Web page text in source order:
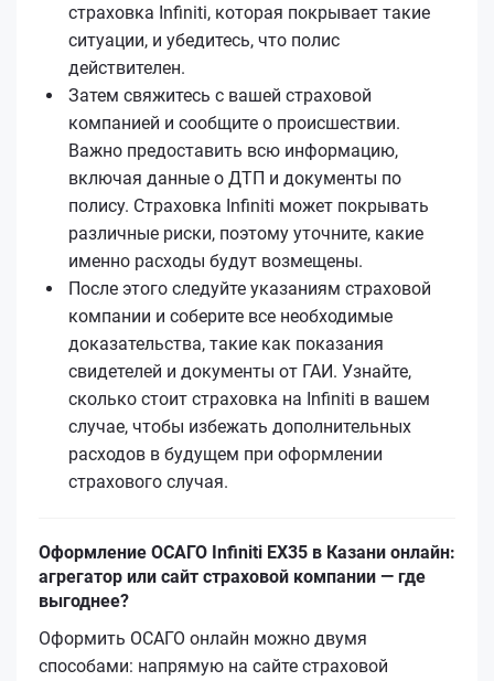
страховка Infiniti, которая покрывает такие
ситуации, и убедитесь, что полис
действителен.
Затем свяжитесь с вашей страховой
компанией и сообщите о происшествии.
Важно предоставить всю информацию,
включая данные о ДТП и документы по
полису. Страховка Infiniti может покрывать
различные риски, поэтому уточните, какие
именно расходы будут возмещены.
После этого следуйте указаниям страховой
компании и соберите все необходимые
доказательства, такие как показания
свидетелей и документы от ГАИ. Узнайте,
сколько стоит страховка на Infiniti в вашем
случае, чтобы избежать дополнительных
расходов в будущем при оформлении
страхового случая.
Оформление ОСАГО Infiniti EX35 в Казани онлайн:
агрегатор или сайт страховой компании — где
выгоднее?
Оформить ОСАГО онлайн можно двумя
способами: напрямую на сайте страховой